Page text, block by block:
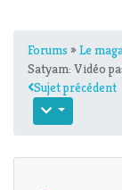
Forums »Le
Satyam: Vidéo
Sujet précédent